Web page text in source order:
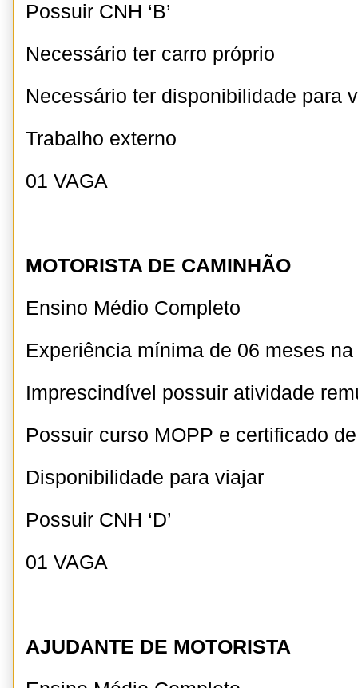
Possuir CNH ‘B’
Necessário ter carro próprio
Necessário ter disponibilidade para
Trabalho externo
01 VAGA
MOTORISTA DE CAMINHÃO
Ensino Médio Completo
Experiência mínima de 06 meses na
Imprescindível possuir atividade
Possuir curso MOPP e certificado
Disponibilidade para viajar
Possuir CNH ‘D’
01 VAGA
AJUDANTE DE MOTORISTA